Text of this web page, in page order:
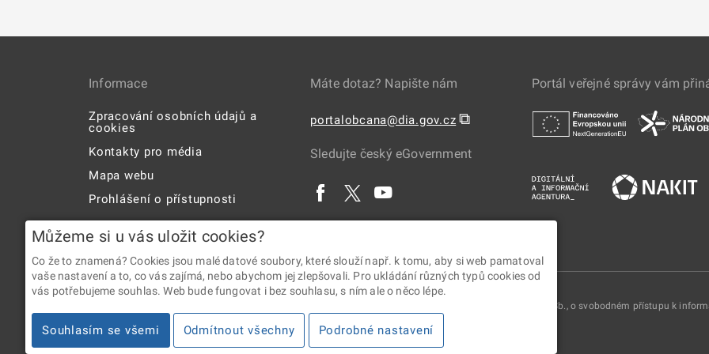
Informace
Zpracování osobních údajů a
cookies
Kontakty pro média
Mapa webu
Prohlášení o přístupnosti
Máte dotaz? Napište nám
portalobcana@dia.gov.cz ⧉
Sledujte český eGovernment
Portál veřejné správy vám
2026 © Digitální a informační agentura • Informace jsou poskytovány v souladu se zákonem č. 106/1999 Sb., o svobodném přístupu k
Můžeme si u vás uložit cookies?
Co že to znamená? Cookies jsou malé datové soubory, které slouží např. k tomu, aby si web pamatoval
vaše nastavení a to, co vás zajímá, nebo abychom jej zlepšovali. Pro ukládání různých typů cookies od
vás potřebujeme souhlas. Web bude fungovat i bez souhlasu, s ním ale o něco lépe.
Souhlasím se všemi Odmítnout všechny Podrobné nastavení